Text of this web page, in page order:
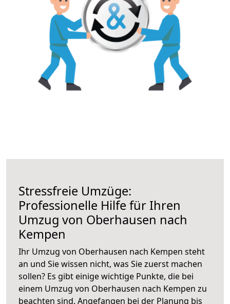
Stressfreie Umzüge:
Professionelle Hilfe für Ihren
Umzug von Oberhausen nach
Kempen
Ihr Umzug von Oberhausen nach Kempen steht
an und Sie wissen nicht, was Sie zuerst machen
sollen? Es gibt einige wichtige Punkte, die bei
einem Umzug von Oberhausen nach Kempen zu
beachten sind. Angefangen bei der Planung bis